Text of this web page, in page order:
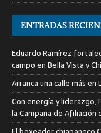
ENTRADAS
Eduardo Ramírez
campo en Bella Vista y
Arranca una calle más
Con energía y liderazgo,
la Campaña de Afiliación